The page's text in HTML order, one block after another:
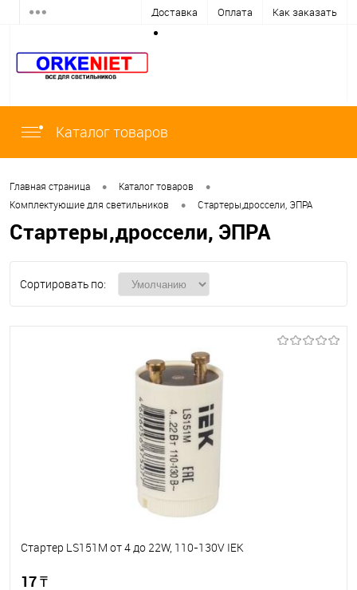
Доставка Оплата Как заказать
Каталог товаров
Главная страница • Каталог товаров •
Комплектующие для светильников • Стартеры,дроссели, ЭПРА
Стартеры,дроссели, ЭПРА
Сортировать по:
Стартер LS151M от 4 до 22W, 110-130V IEK
17 ₸